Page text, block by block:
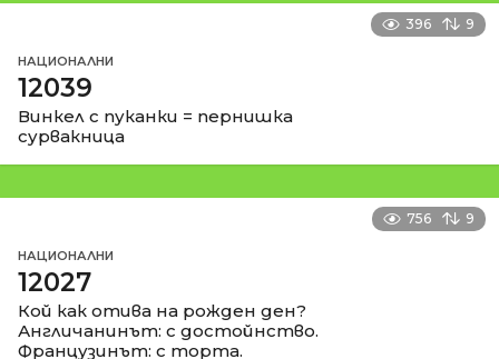
396 9
НАЦИОНАЛНИ
12039
Винкел с пуканки = пернишка
сурвакница
756 9
НАЦИОНАЛНИ
12027
Кой как отива на рожден ден?
Англичанинът: с достойнство.
Французинът: с торта.